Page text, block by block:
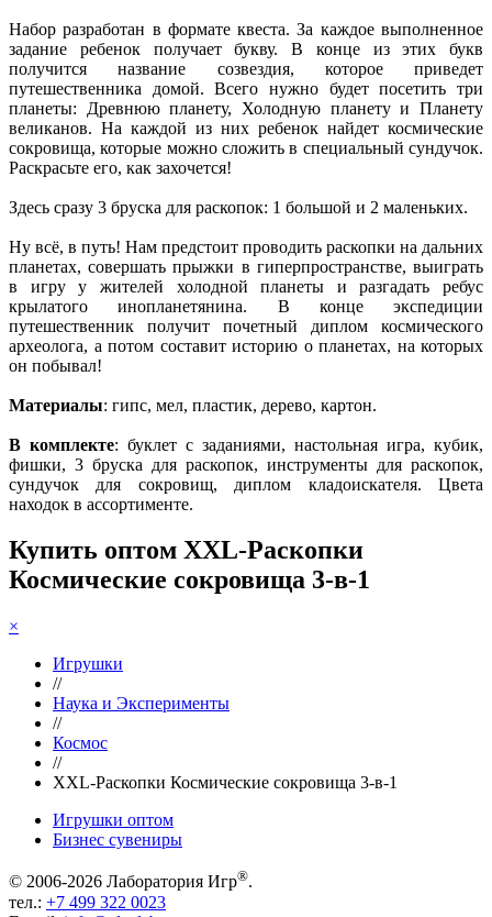
Набор разработан в формате квеста. За каждое выполненное
задание ребенок получает букву. В конце из этих букв
получится название созвездия, которое приведет
путешественника домой. Всего нужно будет посетить три
планеты: Древнюю планету, Холодную планету и Планету
великанов. На каждой из них ребенок найдет космические
сокровища, которые можно сложить в специальный сундучок.
Раскрасьте его, как захочется!
Здесь сразу 3 бруска для раскопок: 1 большой и 2 маленьких.
Ну всё, в путь! Нам предстоит проводить раскопки на дальних
планетах, совершать прыжки в гиперпространстве, выиграть
в игру у жителей холодной планеты и разгадать ребус
крылатого инопланетянина. В конце экспедиции
путешественник получит почетный диплом космического
археолога, а потом составит историю о планетах, на которых
он побывал!
Материалы: гипс, мел, пластик, дерево, картон.
В комплекте: буклет с заданиями, настольная игра, кубик,
фишки, 3 бруска для раскопок, инструменты для раскопок,
сундучок для сокровищ, диплом кладоискателя. Цвета
находок в ассортименте.
Купить оптом XXL-Раскопки
Космические сокровища 3-в-1
×
Игрушки
//
Наука и Эксперименты
//
Космос
//
XXL-Раскопки Космические сокровища 3-в-1
Игрушки оптом
Бизнес сувениры
© 2006-2026 Лаборатория Игр®.
тел.: +7 499 322 0023